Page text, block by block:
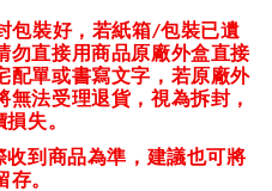
包裝好，若紙箱/包裝已遺
勿直接用商品原廠外盒直接
配單或書寫文字，若原廠外
法受理退貨，視為拆封，
失。
到商品為準，建議也可將
。